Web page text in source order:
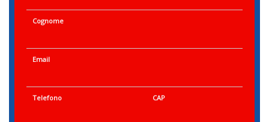
Cognome
Email
Telefono CAP